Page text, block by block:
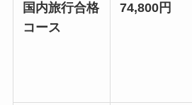
国内旅行合格
コース
74,800円